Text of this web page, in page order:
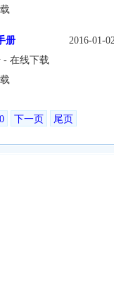
册
2016-01-
- 在线下载
下一页 尾页